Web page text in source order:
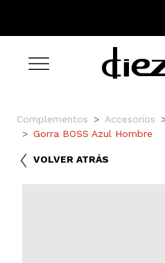
Complementos Accesorios
Gorra BOSS Azul Hombre
VOLVER ATRÁS